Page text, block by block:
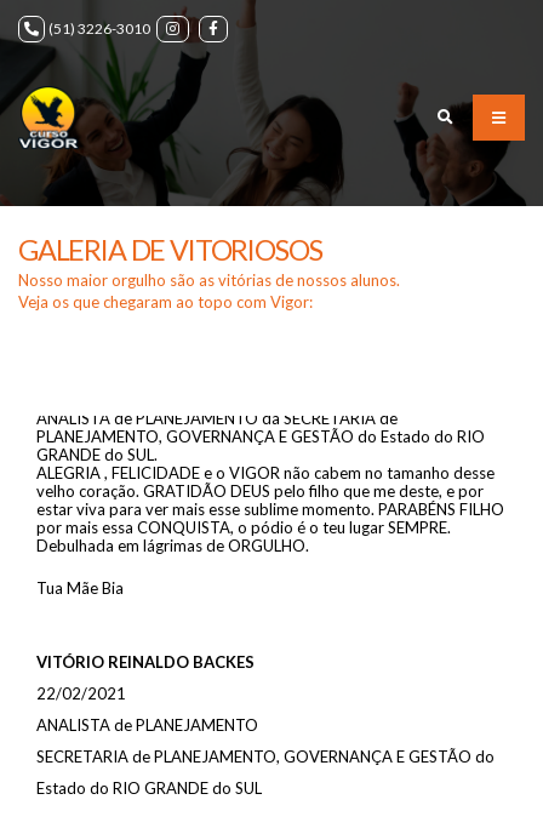
(51) 3226-3010
GALERIA DE VITORIOSOS
Nosso maior orgulho são as vitórias de nossos alunos.
Veja os que chegaram ao topo com Vigor:
ANALISTA de PLANEJAMENTO da SECRETARIA de
PLANEJAMENTO, GOVERNANÇA E GESTÃO do Estado do RIO
GRANDE do SUL.
ALEGRIA , FELICIDADE e o VIGOR não cabem no tamanho desse
velho coração. GRATIDÃO DEUS pelo filho que me deste, e por
estar viva para ver mais esse sublime momento. PARABÉNS FILHO
por mais essa CONQUISTA, o pódio é o teu lugar SEMPRE.
Debulhada em lágrimas de ORGULHO.
Tua Mãe Bia
VITÓRIO REINALDO BACKES
22/02/2021
ANALISTA de PLANEJAMENTO
SECRETARIA de PLANEJAMENTO, GOVERNANÇA E GESTÃO do
Estado do RIO GRANDE do SUL